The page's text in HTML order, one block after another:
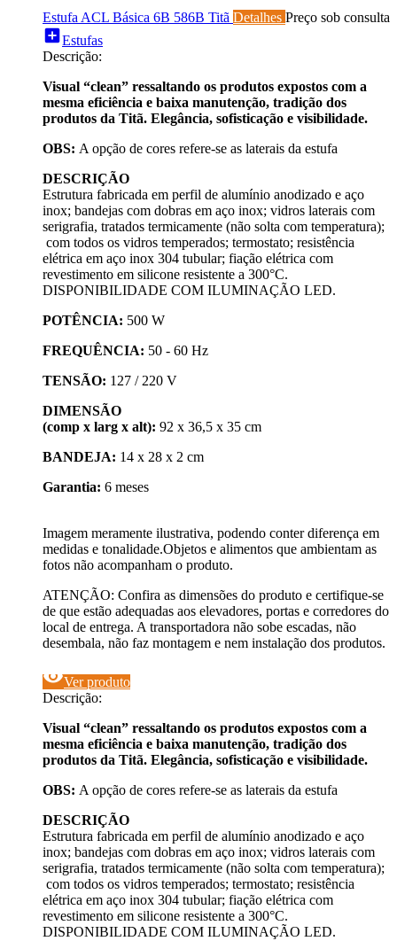
Estufa ACL Básica 6B 586B Titã Detalhes Preço sob consulta
add_boxEstufas
Descrição:
Visual “clean” ressaltando os produtos expostos com a
mesma eficiência e baixa manutenção, tradição dos
produtos da Titã. Elegância, sofisticação e visibilidade.
OBS: A opção de cores refere-se as laterais da estufa
DESCRIÇÃO
Estrutura fabricada em perfil de alumínio anodizado e aço
inox; bandejas com dobras em aço inox; vidros laterais com
serigrafia, tratados termicamente (não solta com temperatura);
com todos os vidros temperados; termostato; resistência
elétrica em aço inox 304 tubular; fiação elétrica com
revestimento em silicone resistente a 300°C.
DISPONIBILIDADE COM ILUMINAÇÃO LED.
POTÊNCIA: 500 W
FREQUÊNCIA: 50 - 60 Hz
TENSÃO: 127 / 220 V
DIMENSÃO
(comp x larg x alt): 92 x 36,5 x 35 cm
BANDEJA: 14 x 28 x 2 cm
Garantia: 6 meses
Imagem meramente ilustrativa, podendo conter diferença em
medidas e tonalidade.Objetos e alimentos que ambientam as
fotos não acompanham o produto.
ATENÇÃO: Confira as dimensões do produto e certifique-se
de que estão adequadas aos elevadores, portas e corredores do
local de entrega. A transportadora não sobe escadas, não
desembala, não faz montagem e nem instalação dos produtos.
visibilityVer produto
Descrição:
Visual “clean” ressaltando os produtos expostos com a
mesma eficiência e baixa manutenção, tradição dos
produtos da Titã. Elegância, sofisticação e visibilidade.
OBS: A opção de cores refere-se as laterais da estufa
DESCRIÇÃO
Estrutura fabricada em perfil de alumínio anodizado e aço
inox; bandejas com dobras em aço inox; vidros laterais com
serigrafia, tratados termicamente (não solta com temperatura);
com todos os vidros temperados; termostato; resistência
elétrica em aço inox 304 tubular; fiação elétrica com
revestimento em silicone resistente a 300°C.
DISPONIBILIDADE COM ILUMINAÇÃO LED.